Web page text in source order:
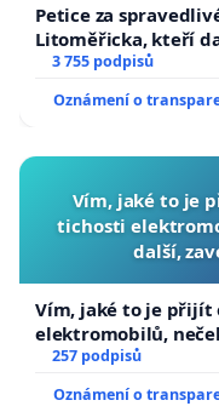
Petice za
Litoměřicka, kteří
a umírání zvířete
3 755 podpisů
Oznámení o
Vím, jaké to je
tichosti
další,
Vím, jaké to je přijít
elektromobilů,
zaveďme slyšitelná
257 podpisů
Oznámení o